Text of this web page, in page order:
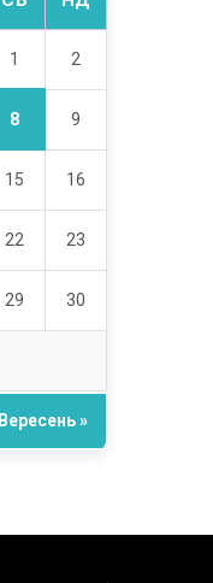
1 2
8 9
15 16
22 23
29 30
Вересень »